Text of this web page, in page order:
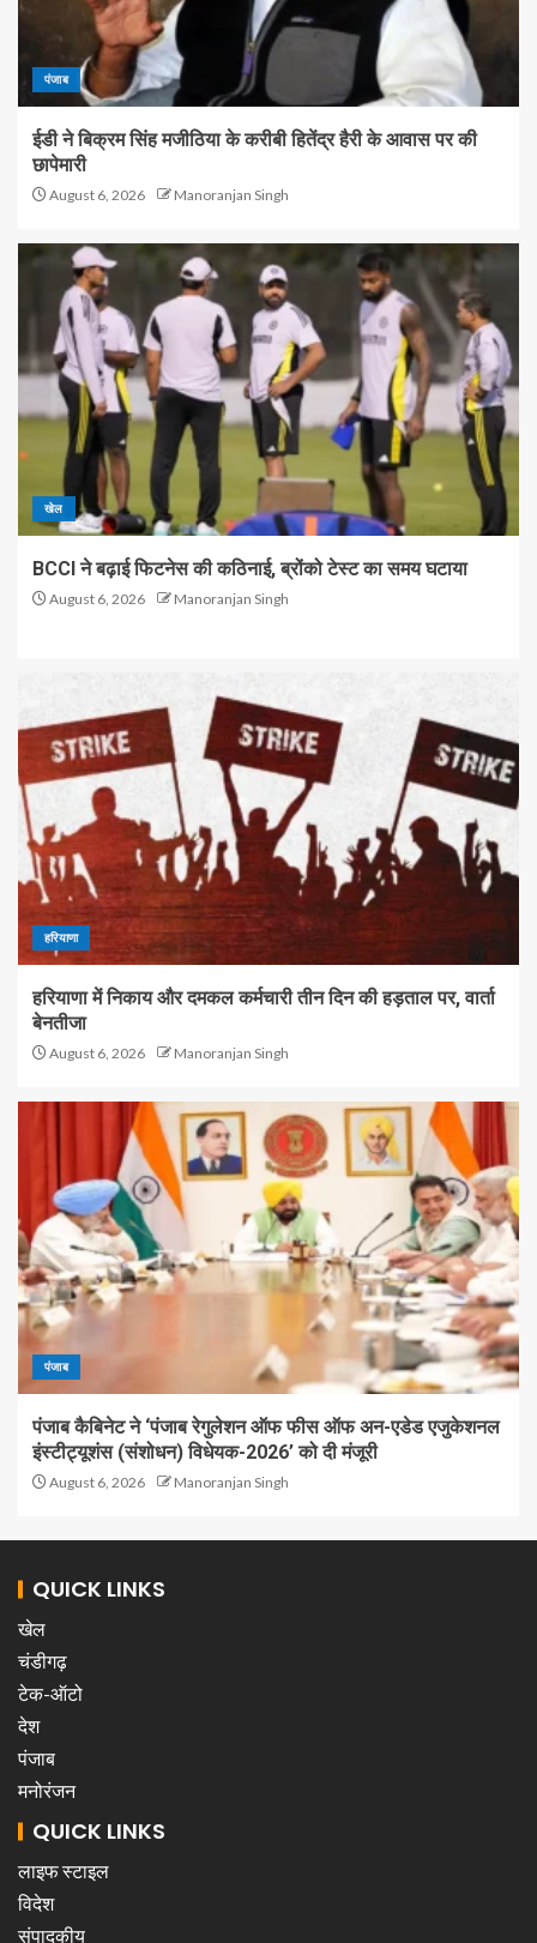
पंजाब
ईडी ने बिक्रम सिंह मजीठिया के करीबी हितेंद्र हैरी के आवास पर की
छापेमारी
August 6, 2026 Manoranjan Singh
खेल
BCCI ने बढ़ाई फिटनेस की कठिनाई, ब्रोंको टेस्ट का समय घटाया
August 6, 2026 Manoranjan Singh
हरियाणा
हरियाणा में निकाय और दमकल कर्मचारी तीन दिन की हड़ताल पर, वार्ता
बेनतीजा
August 6, 2026 Manoranjan Singh
पंजाब
पंजाब कैबिनेट ने ‘पंजाब रेगुलेशन ऑफ फीस ऑफ अन-एडेड एजुकेशनल
इंस्टीट्यूशंस (संशोधन) विधेयक-2026’ को दी मंजूरी
August 6, 2026 Manoranjan Singh
QUICK LINKS
खेल
चंडीगढ़
टेक-ऑटो
देश
पंजाब
मनोरंजन
QUICK LINKS
लाइफ स्टाइल
विदेश
संपादकीय